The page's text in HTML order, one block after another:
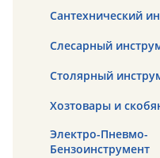
Сантехнический
Слесарный
Столярный
Хозтовары и
Электро-Пневмо-
Бензоинструмент